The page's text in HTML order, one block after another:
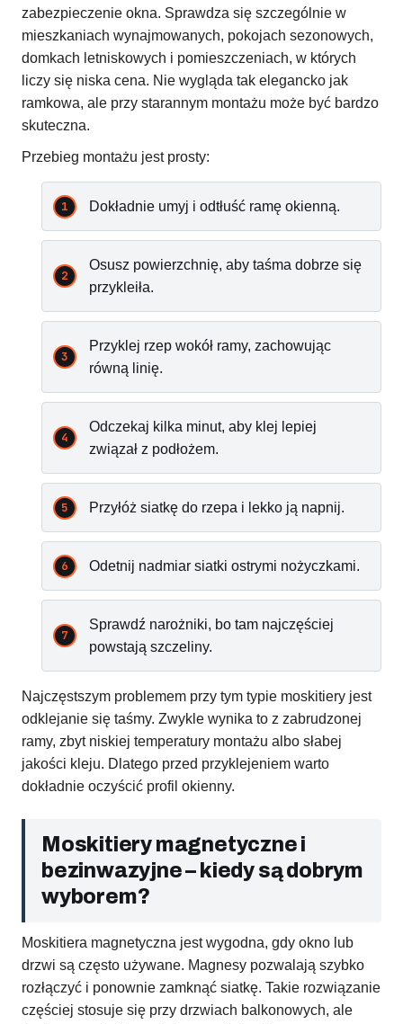
zabezpieczenie okna. Sprawdza się szczególnie w
mieszkaniach wynajmowanych, pokojach sezonowych,
domkach letniskowych i pomieszczeniach, w których
liczy się niska cena. Nie wygląda tak elegancko jak
ramkowa, ale przy starannym montażu może być bardzo
skuteczna.
Przebieg montażu jest prosty:
Dokładnie umyj i odtłuść ramę okienną.
Osusz powierzchnię, aby taśma dobrze się
przykleiła.
Przyklej rzep wokół ramy, zachowując
równą linię.
Odczekaj kilka minut, aby klej lepiej
związał z podłożem.
Przyłóż siatkę do rzepa i lekko ją napnij.
Odetnij nadmiar siatki ostrymi nożyczkami.
Sprawdź narożniki, bo tam najczęściej
powstają szczeliny.
Najczęstszym problemem przy tym typie moskitiery jest
odklejanie się taśmy. Zwykle wynika to z zabrudzonej
ramy, zbyt niskiej temperatury montażu albo słabej
jakości kleju. Dlatego przed przyklejeniem warto
dokładnie oczyścić profil okienny.
Moskitiery magnetyczne i
bezinwazyjne – kiedy są dobrym
wyborem?
Moskitiera magnetyczna jest wygodna, gdy okno lub
drzwi są często używane. Magnesy pozwalają szybko
rozłączyć i ponownie zamknąć siatkę. Takie rozwiązanie
częściej stosuje się przy drzwiach balkonowych, ale